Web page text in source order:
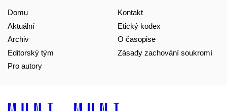
Domu
Aktuální
Archiv
Editorský tým
Pro autory
Kontakt
Etický kodex
O časopise
Zásady zachování soukromí